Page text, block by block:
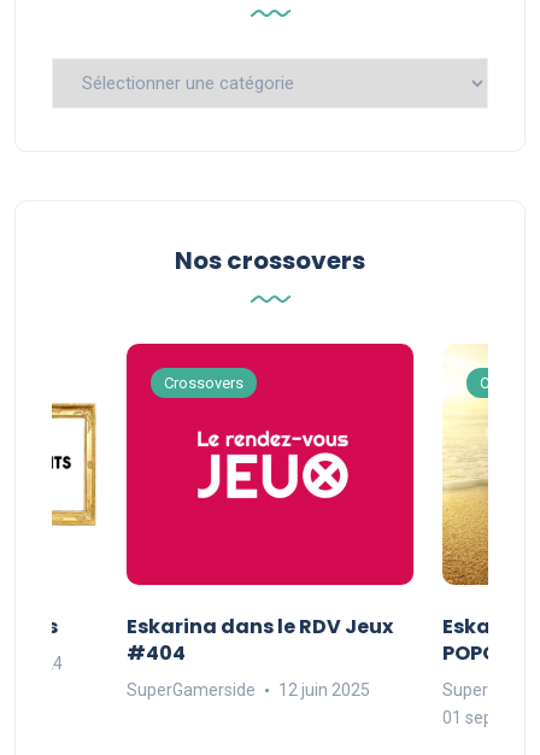
Catégories
Nos crossovers
2024
Crossovers
Eskarina dans le RDV Jeux
#404
SuperGamerside 12 juin 2025
Eskarina
01